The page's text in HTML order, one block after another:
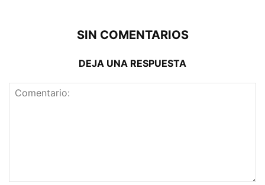
SIN COMENTARIOS
DEJA UNA RESPUESTA